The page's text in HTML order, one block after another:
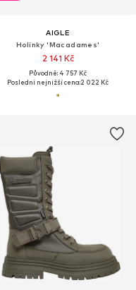
AIGLE
Holínky 'Macadames'
2 141 Kč
Původně: 4 757 Kč
Poslední nejnižší cena:2 022 Kč